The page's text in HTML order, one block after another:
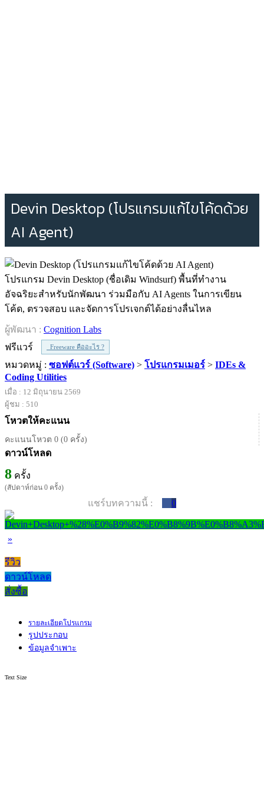
Devin Desktop (โปรแกรมแก้ไขโค้ดด้วย
AI Agent)
โปรแกรม Devin Desktop (ชื่อเดิม Windsurf) พื้นที่ทำงาน
อัจฉริยะสำหรับนักพัฒนา ร่วมมือกับ AI Agents ในการเขียน
โค้ด, ตรวจสอบ และจัดการโปรเจกต์ได้อย่างลื่นไหล
ผู้พัฒนา : Cognition Labs
ฟรีแวร์
Freeware คืออะไร ?
หมวดหมู่ : ซอฟต์แวร์ (Software) > โปรแกรมเมอร์ > IDEs &
Coding Utilities
เมื่อ : 12 มิถุนายน 2569
ผู้ชม : 510
โหวตให้คะแนน
คะแนนโหวต 0 (0 ครั้ง)
ดาวน์โหลด
8 ครั้ง
(สัปดาห์ก่อน 0 ครั้ง)
แชร์บทความนี้ : 0
»
รีวิว
ดาวน์โหลด
สั่งซื้อ
รายละเอียดโปรแกรม
รูปประกอบ
ข้อมูลจำเพาะ
Text Size